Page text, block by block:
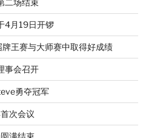
4月19日开锣
王赛与大师赛中取得好成绩
事会召开
勇夺冠军
次会议
满结束